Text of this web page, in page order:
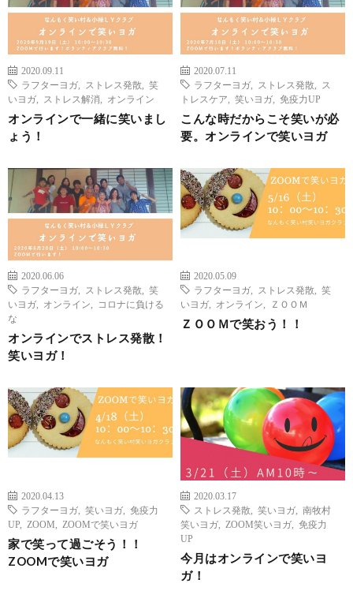
2020.09.11
ラフターヨガ
ストレス発散
笑
いヨガ
ストレス解消 オンライン
オンラインで一緒に笑いまし
ょう！
2020.07.11
ラフターヨガ
ストレス発散
ス
トレスケア
笑いヨガ 免疫力UP
こんな時だからこそ笑いが必
要。オンラインで笑いヨガ
2020.06.06
ラフターヨガ
ストレス発散
笑
いヨガ
オンライン
コロナに負ける
な
オンラインでストレス発散！
笑いヨガ！
2020.05.09
ラフターヨガ
ストレス発散
笑
いヨガ
オンライン ＺＯＯＭ
ＺＯＯＭで笑おう！！
2020.04.13
ラフターヨガ
笑いヨガ
免疫力
UP
ZOOM ZOOMで笑いヨガ
家で笑って過ごそう！！
ZOOMで笑いヨガ
2020.03.17
ストレス発散
笑いヨガ
南牧村
笑いヨガ
ZOOM笑いヨガ
免疫力
UP
今月はオンラインで笑いヨ
ガ！